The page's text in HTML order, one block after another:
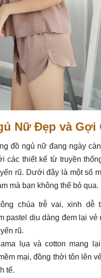
Nữ Đẹp và Gợi
đồ ngủ nữ đang ngày
các thiết kế từ truyền
rũ. Dưới đây là một số
mà bạn không thể bỏ qua.
chúa trễ vai, xinh dễ
pastel dịu dàng đem lại vẻ
rũ.
lụa và cotton mang
mại, đồng thời tôn lên
tế.